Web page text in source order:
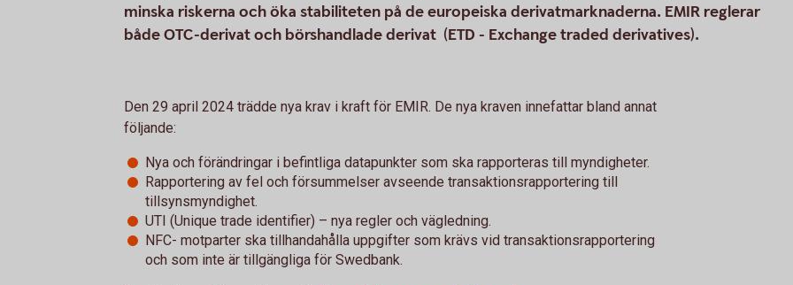
minska riskerna och öka stabiliteten på de europeiska derivatmarknaderna. EMIR reglerar
både OTC-derivat och börshandlade derivat (ETD - Exchange traded derivatives).
Den 29 april 2024 trädde nya krav i kraft för EMIR. De nya kraven innefattar bland annat
följande:
Nya och förändringar i befintliga datapunkter som ska rapporteras till myndigheter.
Rapportering av fel och försummelser avseende transaktionsrapportering till
tillsynsmyndighet.
UTI (Unique trade identifier) – nya regler och vägledning.
NFC- motparter ska tillhandahålla uppgifter som krävs vid transaktionsrapportering
och som inte är tillgängliga för Swedbank.